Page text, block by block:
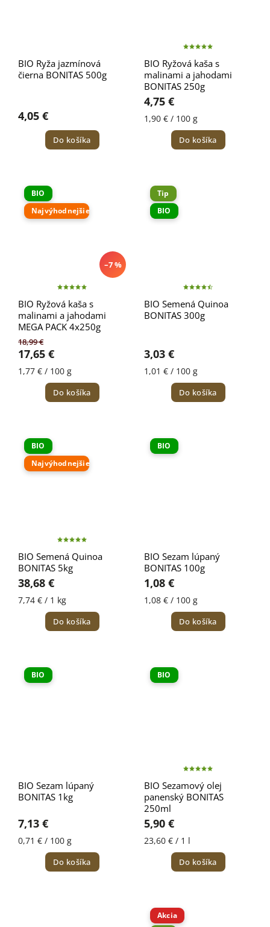
BIO Ryža jazmínová
čierna BONITAS 500g
4,05 €
Do košíka
BIO Ryžová kaša s
malinami a jahodami
BONITAS 250g
4,75 €
1,90 € / 100 g
Do košíka
BIO
Najvýhodnejšie
–7 %
BIO Ryžová kaša s
malinami a jahodami
MEGA PACK 4x250g
18,99 €
17,65 €
1,77 € / 100 g
Do košíka
Tip
BIO
BIO Semená Quinoa
BONITAS 300g
3,03 €
1,01 € / 100 g
Do košíka
BIO
Najvýhodnejšie
BIO Semená Quinoa
BONITAS 5kg
38,68 €
7,74 € / 1 kg
Do košíka
BIO
BIO Sezam lúpaný
BONITAS 100g
1,08 €
1,08 € / 100 g
Do košíka
BIO
BIO Sezam lúpaný
BONITAS 1kg
7,13 €
0,71 € / 100 g
Do košíka
BIO
BIO Sezamový olej
panenský BONITAS
250ml
5,90 €
23,60 € / 1 l
Do košíka
Akcia